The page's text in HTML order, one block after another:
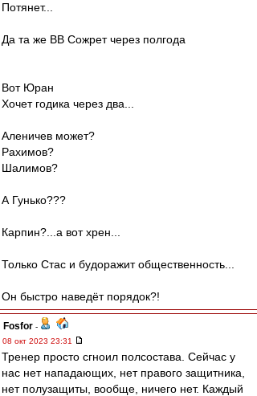
Потянет...
Да та же ВВ Сожрет через полгода
Вот Юран
Хочет годика через два...
Аленичев может?
Рахимов?
Шалимов?
А Гунько???
Карпин?...а вот хрен...
Только Стас и будоражит общественность...
Он быстро наведёт порядок?!
Fosfor -
08 окт 2023 23:31
Тренер просто сгноил полсостава. Сейчас у
нас нет нападающих, нет правого защитника,
нет полузащиты, вообще, ничего нет. Каждый